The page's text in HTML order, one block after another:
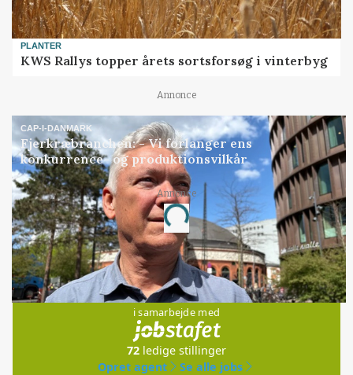
PLANTER
KWS Rallys topper årets sortsforsøg i vinterbyg
Annonce
CAP-I-DANMARK
Fjerkræbranchen: - Vi forlanger ens
konkurrence- og produktionsvilkår
Annonce
Loading...
Jobs
i samarbejde med
72 ledige stillinger
Opret agent
Se alle jobs